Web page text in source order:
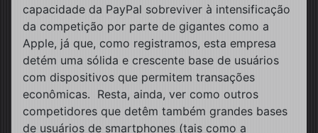
capacidade da PayPal sobreviver à intensificação
da competição por parte de gigantes como a
Apple, já que, como registramos, esta empresa
detém uma sólida e crescente base de usuários
com dispositivos que permitem transações
econômicas. Resta, ainda, ver como outros
competidores que detêm também grandes bases
de usuários de smartphones (tais como a